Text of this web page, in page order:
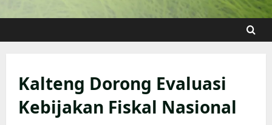
Kalteng Dorong Evaluasi
Kebijakan Fiskal Nasional